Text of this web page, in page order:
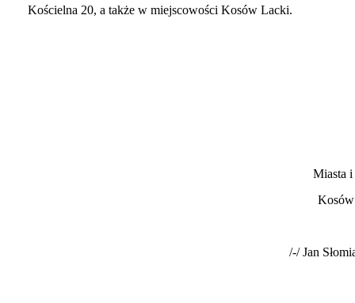
Kościelna 20, a także w miejscowości Kosów Lacki.
Miasta
/-/ Jan